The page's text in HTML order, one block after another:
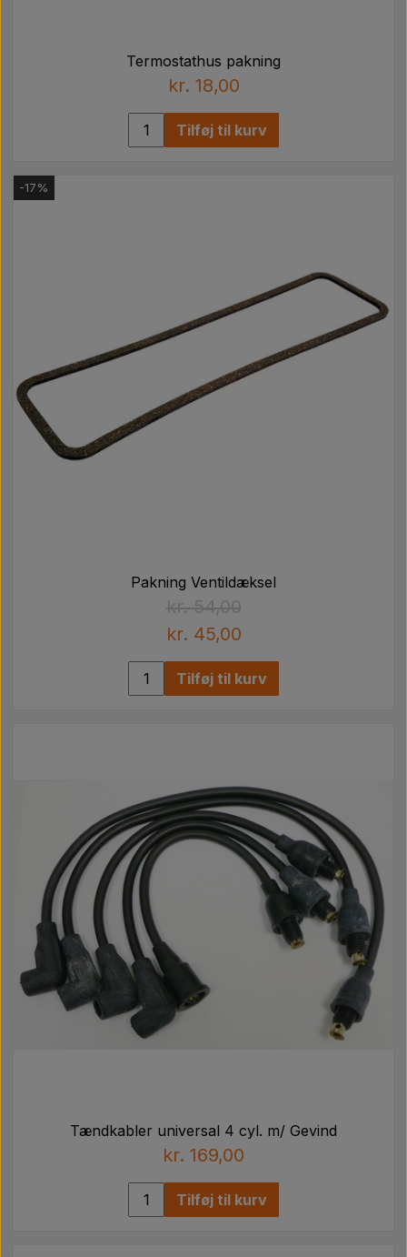
Termostathus pakning
kr. 18,00
Tilføj til kurv
-17%
Pakning Ventildæksel
kr. 54,00
kr. 45,00
Tilføj til kurv
Tændkabler universal 4 cyl. m/ Gevind
kr. 169,00
Tilføj til kurv